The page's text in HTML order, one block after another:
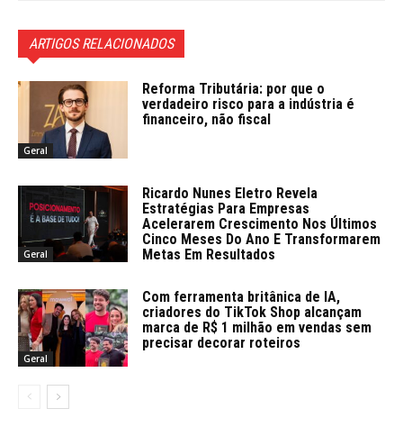
ARTIGOS RELACIONADOS
Geral
Reforma Tributária: por que o
verdadeiro risco para a indústria é
financeiro, não fiscal
Geral
Ricardo Nunes Eletro Revela
Estratégias Para Empresas
Acelerarem Crescimento Nos Últimos
Cinco Meses Do Ano E Transformarem
Metas Em Resultados
Geral
Com ferramenta britânica de IA,
criadores do TikTok Shop alcançam
marca de R$ 1 milhão em vendas sem
precisar decorar roteiros